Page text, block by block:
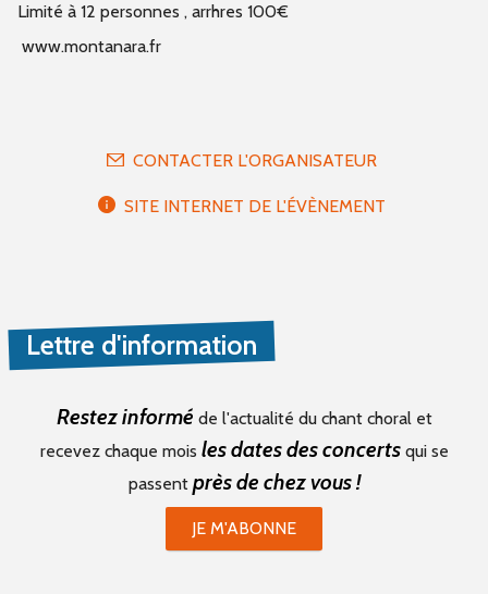
Limité à 12 personnes , arrhres 100€
www.montanara.fr
CONTACTER L'ORGANISATEUR
SITE INTERNET DE L'ÉVÈNEMENT
Lettre d'information
Restez informé de l'actualité du chant choral et
recevez chaque mois les dates des concertsqui se
passent près de chez vous !
JE M'ABONNE